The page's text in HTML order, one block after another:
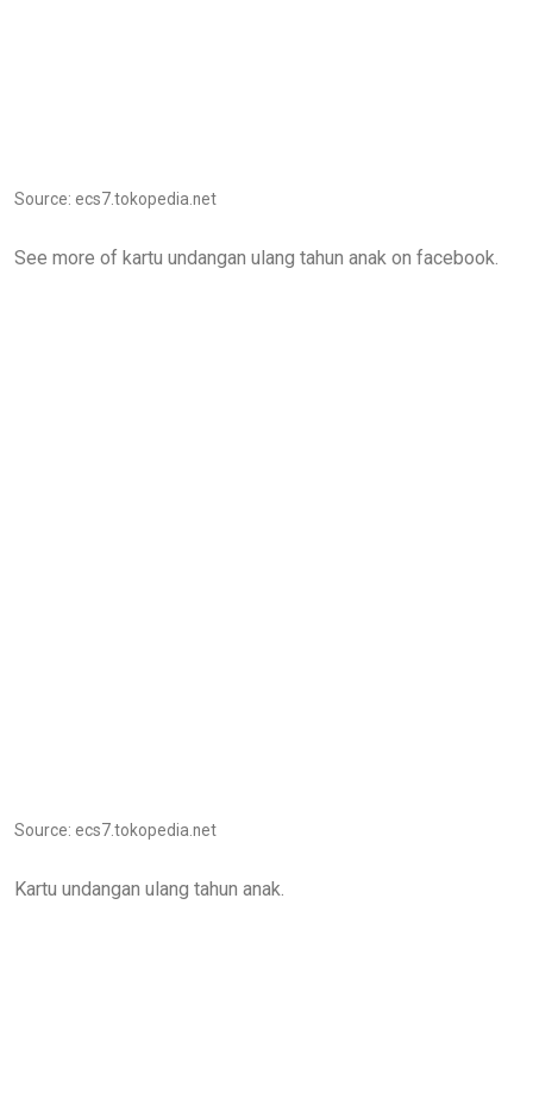
Source: ecs7.tokopedia.net
See more of kartu undangan ulang tahun anak on facebook.
Source: ecs7.tokopedia.net
Kartu undangan ulang tahun anak.